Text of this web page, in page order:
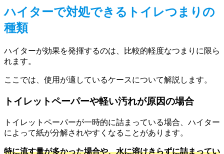
ハイターで対処できるトイレつまりの
種類
ハイターが効果を発揮するのは、比較的軽度なつまりに限ら
れます。
ここでは、使用が適しているケースについて解説します。
トイレットペーパーや軽い汚れが原因の場合
トイレットペーパーが一時的に詰まっている場合、ハイター
によって紙が分解されやすくなることがあります。
特に流す量が多かった場合や、水に溶けきらずに詰まってい